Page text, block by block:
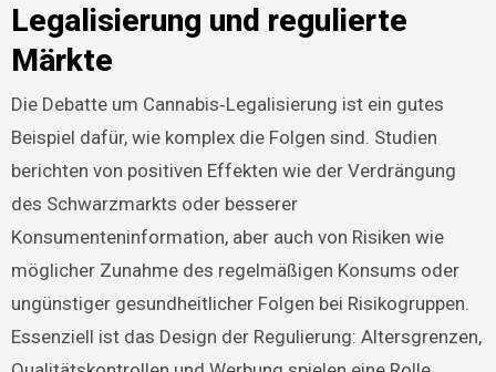
Legalisierung und regulierte
Märkte
Die Debatte um Cannabis‑Legalisierung ist ein gutes
Beispiel dafür, wie komplex die Folgen sind. Studien
berichten von positiven Effekten wie der Verdrängung
des Schwarzmarkts oder besserer
Konsumenteninformation, aber auch von Risiken wie
möglicher Zunahme des regelmäßigen Konsums oder
ungünstiger gesundheitlicher Folgen bei Risikogruppen.
Essenziell ist das Design der Regulierung: Altersgrenzen,